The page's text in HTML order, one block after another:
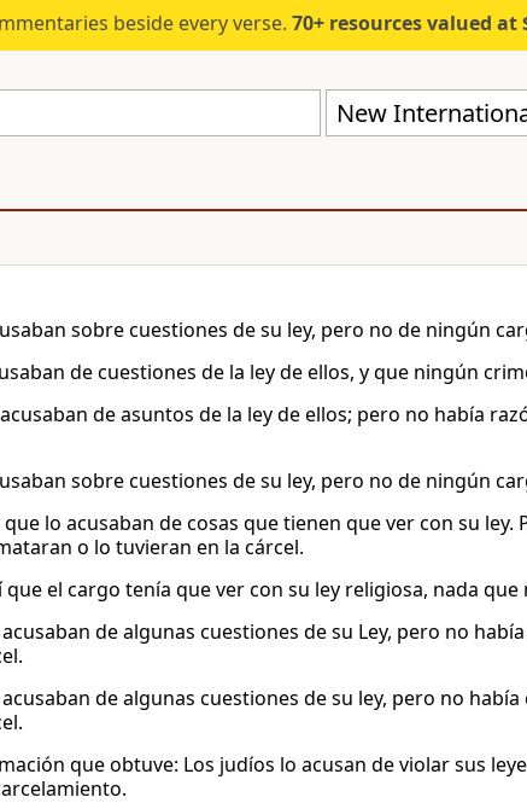
beside every verse. 70+ resources valued at
New
sobre cuestiones de su ley, pero no de ningún
de cuestiones de la ley de ellos, y que ningún
de asuntos de la ley de ellos; pero no había
sobre cuestiones de su ley, pero no de ningún
lo acusaban de cosas que tienen que ver con su
o lo tuvieran en la cárcel.
el cargo tenía que ver con su ley religiosa, nada
de algunas cuestiones de su Ley, pero no
de algunas cuestiones de su ley, pero no
que obtuve: Los judíos lo acusan de violar sus